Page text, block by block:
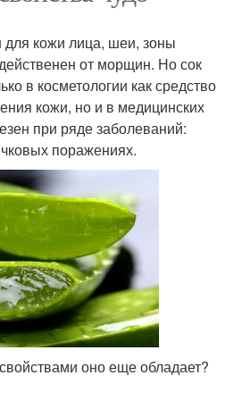
для кожи лица, шеи, зоны
от морщин. Но сок
в косметологии как средство
кожи, но и в медицинских
при ряде заболеваний:
поражениях.
оно еще обладает?